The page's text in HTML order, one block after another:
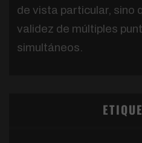
de vista particular, sino
validez de múltiples
simultáneos.